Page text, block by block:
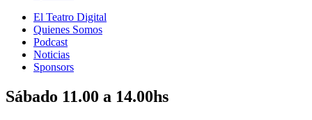
El Teatro Digital
Quienes Somos
Podcast
Noticias
Sponsors
Sábado 11.00 a 14.00hs